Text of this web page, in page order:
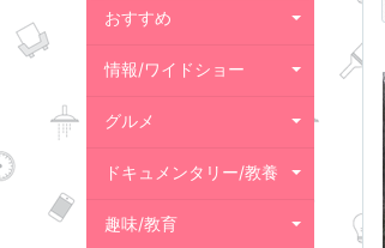
おすすめ
情報/ワイドショー
グルメ
ドキュメンタリー/教養
趣味/教育